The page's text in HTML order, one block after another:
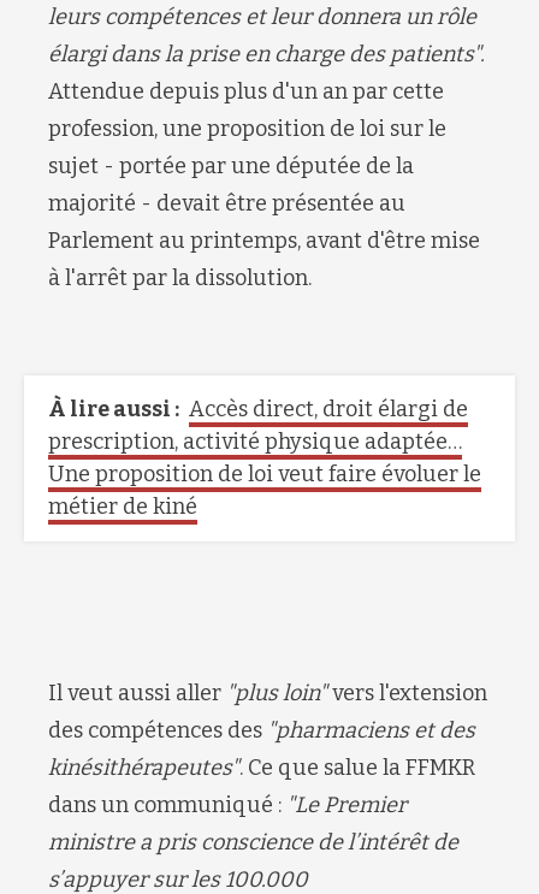
leurs compétences et leur donnera un rôle
élargi dans la prise en charge des patients".
Attendue depuis plus d'un an par cette
profession, une proposition de loi sur le
sujet - portée par une députée de la
majorité - devait être présentée au
Parlement au printemps, avant d'être mise
à l'arrêt par la dissolution.
À lire aussi : Accès direct, droit élargi de
prescription, activité physique adaptée…
Une proposition de loi veut faire évoluer le
métier de kiné
Il veut aussi aller "plus loin"vers l'extension
des compétences des "pharmaciens et des
kinésithérapeutes". Ce que salue la FFMKR
dans un communiqué : "Le Premier
ministre a pris conscience de l’intérêt de
s’appuyer sur les 100.000